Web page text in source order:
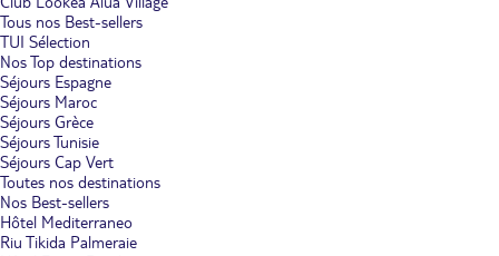
Tous nos Best-sellers
TUI Sélection
Nos Top destinations
Séjours Espagne
Séjours Maroc
Séjours Grèce
Séjours Tunisie
Séjours Cap Vert
Toutes nos destinations
Nos Best-sellers
Hôtel Mediterraneo
Riu Tikida Palmeraie